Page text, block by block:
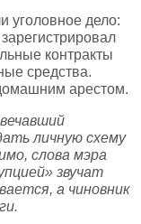
уголовное дело:
контракты
средства.
арестом.
личную схему
слова мэра
звучат
а чиновник